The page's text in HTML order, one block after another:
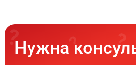
Нужна